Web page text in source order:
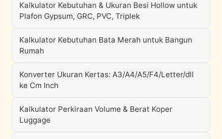
Kalkulator Kebutuhan & Ukuran Besi Hollow untuk
Plafon Gypsum, GRC, PVC, Triplek
Kalkulator Kebutuhan Bata Merah untuk Bangun
Rumah
Konverter Ukuran Kertas: A3/A4/A5/F4/Letter/dll
ke Cm Inch
Kalkulator Perkiraan Volume & Berat Koper
Luggage